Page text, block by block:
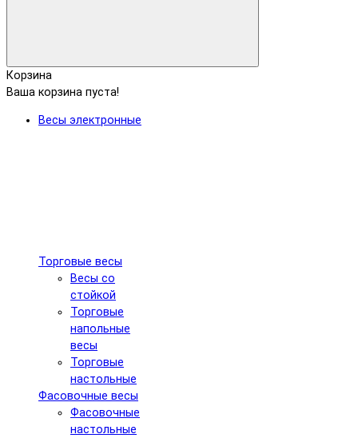
Корзина
Ваша корзина пуста!
Весы электронные
Торговые весы
Весы со
стойкой
Торговые
напольные
весы
Торговые
настольные
Фасовочные весы
Фасовочные
настольные